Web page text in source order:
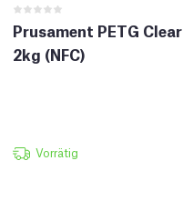
Prusament PETG Clear
2kg (NFC)
Vorrätig